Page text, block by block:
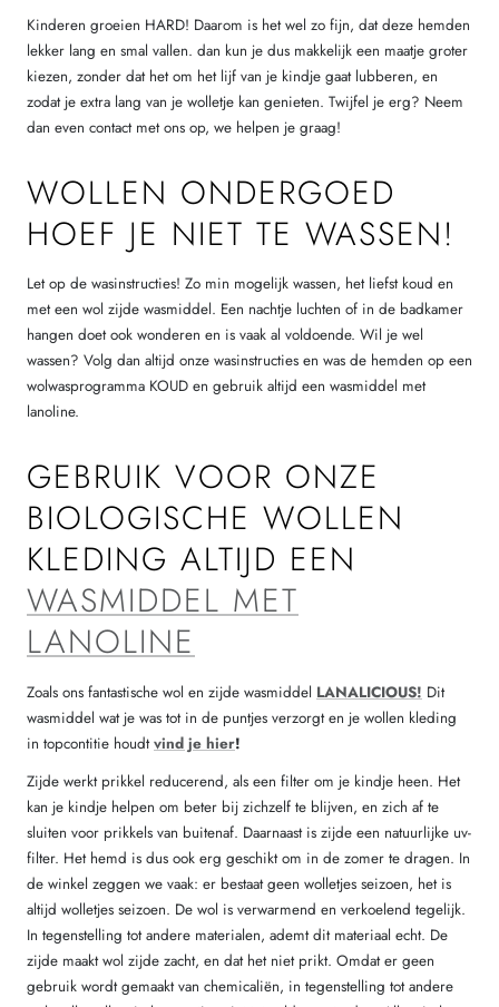
Kinderen groeien HARD! Daarom is het wel zo fijn, dat deze hemden
lekker lang en smal vallen. dan kun je dus makkelijk een maatje groter
kiezen, zonder dat het om het lijf van je kindje gaat lubberen, en
zodat je extra lang van je wolletje kan genieten. Twijfel je erg? Neem
dan even contact met ons op, we helpen je graag!
WOLLEN ONDERGOED
HOEF JE NIET TE WASSEN!
Let op de wasinstructies! Zo min mogelijk wassen, het liefst koud en
met een wol zijde wasmiddel. Een nachtje luchten of in de badkamer
hangen doet ook wonderen en is vaak al voldoende. Wil je wel
wassen? Volg dan altijd onze wasinstructies en was de hemden op een
wolwasprogramma KOUD en gebruik altijd een wasmiddel met
lanoline.
GEBRUIK VOOR ONZE
BIOLOGISCHE WOLLEN
KLEDING ALTIJD EEN
WASMIDDEL MET
LANOLINE
Zoals ons fantastische wol en zijde wasmiddel LANALICIOUS! Dit
wasmiddel wat je was tot in de puntjes verzorgt en je wollen kleding
in topcontitie houdtvind je hier!
Zijde werkt prikkel reducerend, als een filter om je kindje heen. Het
kan je kindje helpen om beter bij zichzelf te blijven, en zich af te
sluiten voor prikkels van buitenaf. Daarnaast is zijde een natuurlijke uv-
filter. Het hemd is dus ook erg geschikt om in de zomer te dragen. In
de winkel zeggen we vaak: er bestaat geen wolletjes seizoen, het is
altijd wolletjes seizoen. De wol is verwarmend en verkoelend tegelijk.
In tegenstelling tot andere materialen, ademt dit materiaal echt. De
zijde maakt wol zijde zacht, en dat het niet prikt. Omdat er geen
gebruik wordt gemaakt van chemicaliën, in tegenstelling tot andere